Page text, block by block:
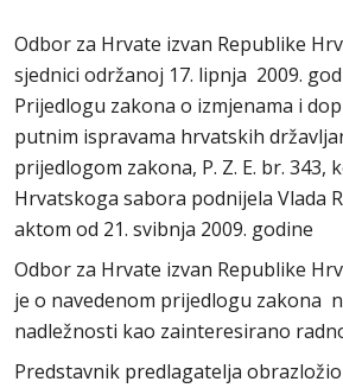
Odbor za Hrvate izvan Republike
sjednici održanoj 17. lipnja 2009.
Prijedlogu zakona o izmjenama i
putnim ispravama hrvatskih
prijedlogom zakona, P. Z. E. br. 343,
Hrvatskoga sabora podnijela Vlada
aktom od 21. svibnja 2009. godine
Odbor za Hrvate izvan Republike
je o navedenom prijedlogu zakona
nadležnosti kao zainteresirano
Predstavnik predlagatelja